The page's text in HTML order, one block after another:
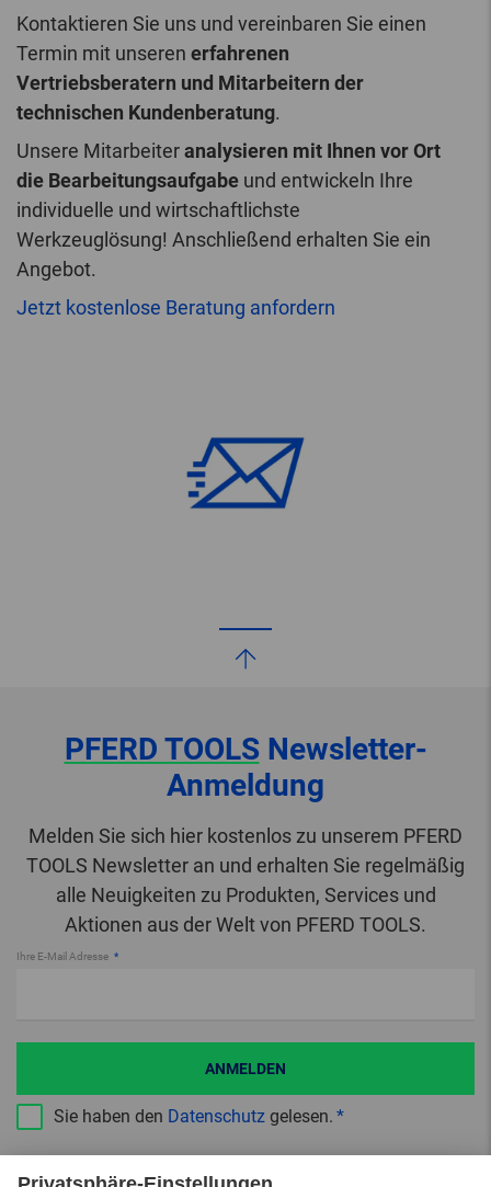
Kontaktieren Sie uns und vereinbaren Sie einen
Termin mit unseren erfahrenen
Vertriebsberatern und Mitarbeitern der
technischen Kundenberatung.
Unsere Mitarbeiteranalysieren mit Ihnen vor Ort
die Bearbeitungsaufgabe und entwickeln Ihre
individuelle und wirtschaftlichste
Werkzeuglösung! Anschließend erhalten Sie ein
Angebot.
Jetzt kostenlose Beratung anfordern
PFERD TOOLSNewsletter-
Anmeldung
Melden Sie sich hier kostenlos zu unserem PFERD
TOOLS Newsletter an und erhalten Sie regelmäßig
alle Neuigkeiten zu Produkten, Services und
Aktionen aus der Welt von PFERD TOOLS.
Ihre E-Mail Adresse
Sie haben den Datenschutz gelesen.
ANMELDEN